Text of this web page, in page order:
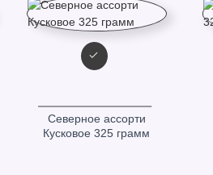
Северное ассорти
Кусковое 325 грамм